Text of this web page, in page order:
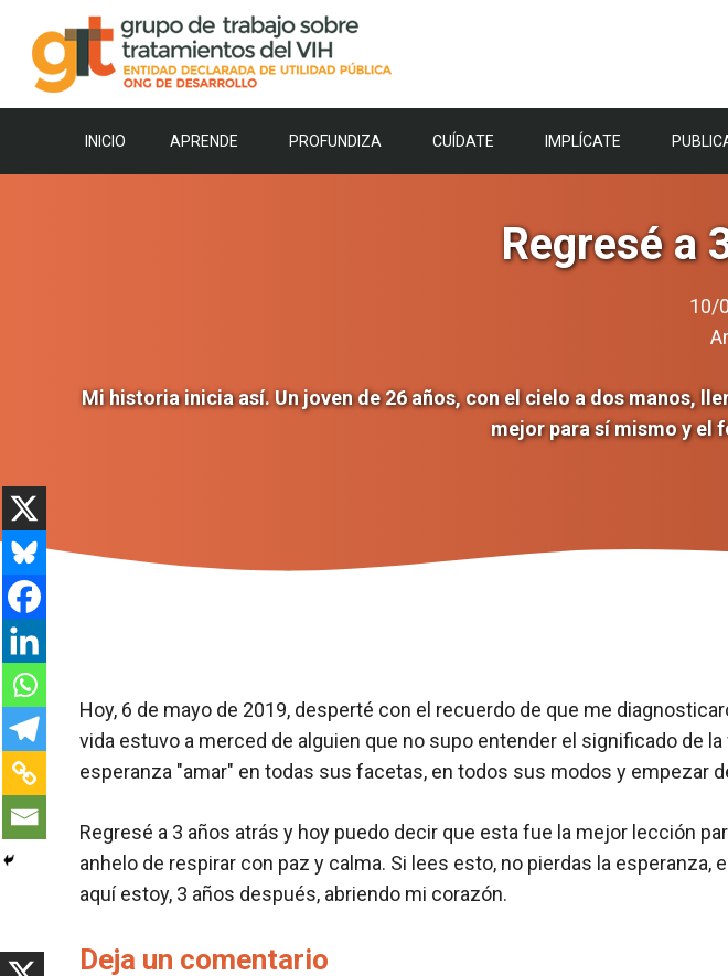
contenido
INICIO APRENDE PROFUNDIZA CUÍDATE IMPLÍCATE
Regresé a
10/
Mi historia inicia así. Un joven de 26 años, con el cielo a dos manos,
mejor para sí mismo y el
Hoy, 6 de mayo de 2019, desperté con el recuerdo de que me
vida estuvo a merced de alguien que no supo entender el significado de
esperanza "amar" en todas sus facetas, en todos sus modos y empezar
Regresé a 3 años atrás y hoy puedo decir que esta fue la mejor lección
anhelo de respirar con paz y calma. Si lees esto, no pierdas la
aquí estoy, 3 años después, abriendo mi corazón.
Deja un comentario